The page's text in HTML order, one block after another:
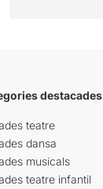
destacades
teatre
dansa
musicals
teatre infantil